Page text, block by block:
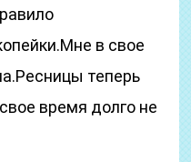
в свое
теперь
время долго не